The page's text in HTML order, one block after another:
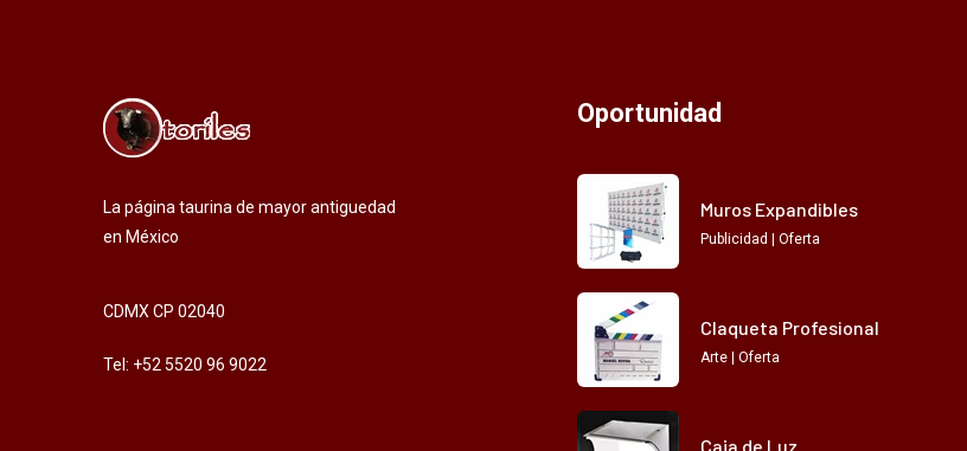
La página taurina de mayor antiguedad
en México
CDMX CP 02040
Tel: +52 5520 96 9022
Oportunidad
Muros Expandibles
Publicidad | Oferta
Claqueta Profesional
Arte | Oferta
Caja de Luz